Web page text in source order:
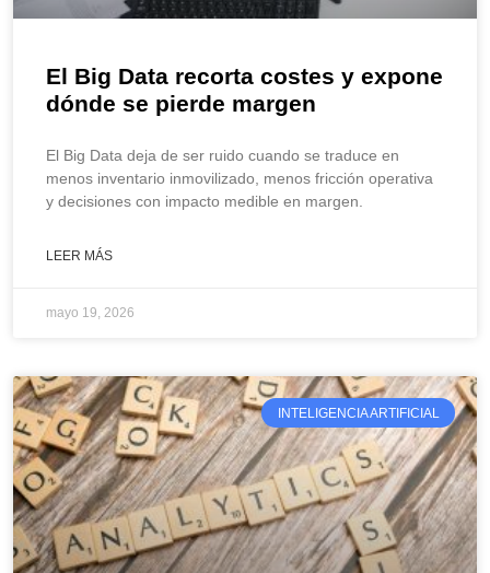
El Big Data recorta costes y expone
dónde se pierde margen
El Big Data deja de ser ruido cuando se traduce en
menos inventario inmovilizado, menos fricción operativa
y decisiones con impacto medible en margen.
LEER MÁS
mayo 19, 2026
INTELIGENCIA ARTIFICIAL